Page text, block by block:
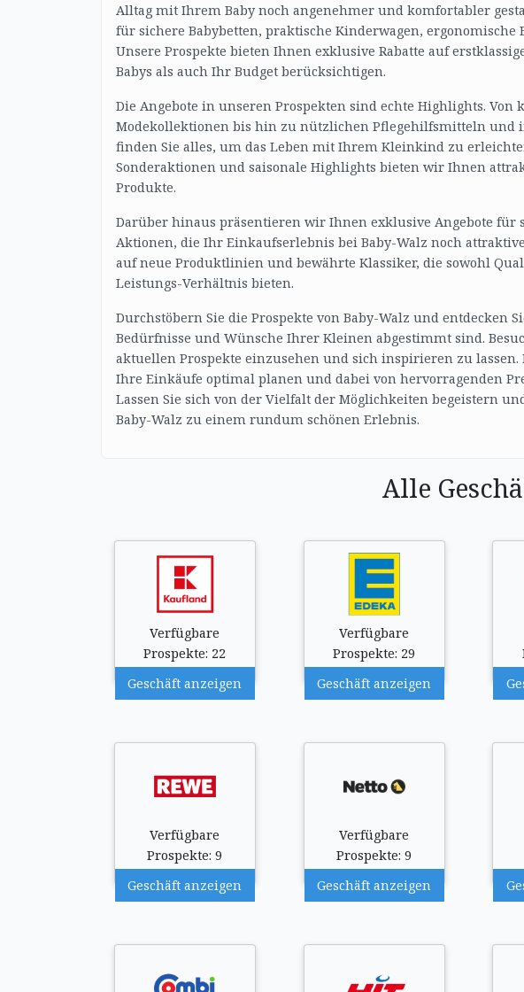
Alltag mit Ihrem Baby noch angenehmer und komfortabler
für sichere Babybetten, praktische Kinderwagen, ergonomische
Unsere Prospekte bieten Ihnen exklusive Rabatte auf
Babys als auch Ihr Budget berücksichtigen.
Die Angebote in unseren Prospekten sind echte Highlights.
Modekollektionen bis hin zu nützlichen Pflegehilfsmitteln und
finden Sie alles, um das Leben mit Ihrem Kleinkind zu
Sonderaktionen und saisonale Highlights bieten wir Ihnen
Produkte.
Darüber hinaus präsentieren wir Ihnen exklusive Angebote für
Aktionen, die Ihr Einkaufserlebnis bei Baby-Walz noch
auf neue Produktlinien und bewährte Klassiker, die sowohl
Leistungs-Verhältnis bieten.
Durchstöbern Sie die Prospekte von Baby-Walz und entdecken
Bedürfnisse und Wünsche Ihrer Kleinen abgestimmt sind.
aktuellen Prospekte einzusehen und sich inspirieren zu lassen.
Ihre Einkäufe optimal planen und dabei von hervorragenden
Lassen Sie sich von der Vielfalt der Möglichkeiten begeistern
Baby-Walz zu einem rundum schönen Erlebnis.
Alle
Verfügbare
Prospekte: 22
Geschäft anzeigen
Verfügbare
Prospekte: 29
Geschäft anzeigen
Verfügbare
Prospekte: 9
Geschäft anzeigen
Verfügbare
Prospekte: 9
Geschäft anzeigen